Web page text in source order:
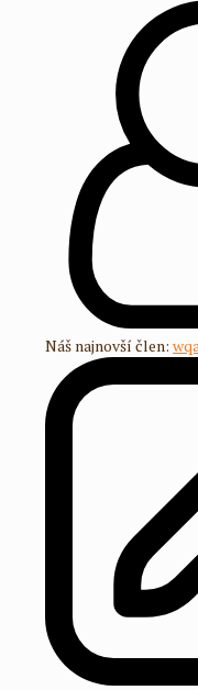
Náš najnovší člen: